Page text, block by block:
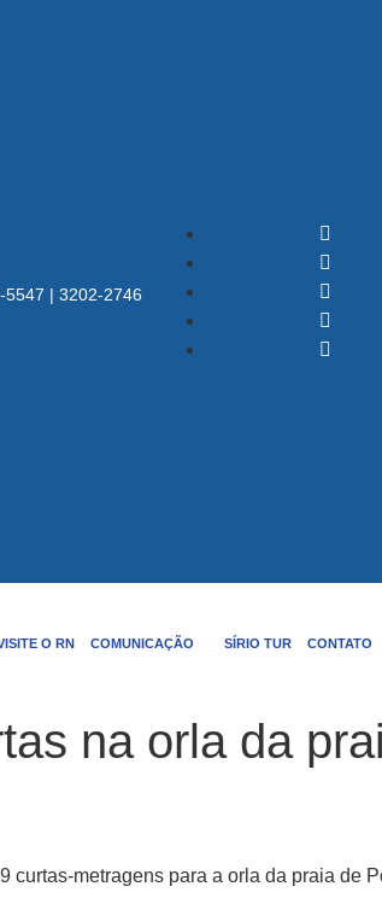
5547 | 3202-2746
O RN COMUNICAÇÃO SÍRIO TUR CONTATO
na orla da
metragens para a orla da praia de